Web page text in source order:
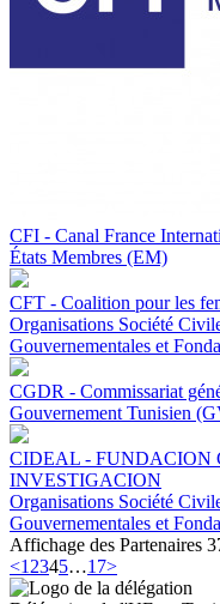
CFI - Canal France
États Membres (EM)
CFT - Coalition pour les
Organisations Société
Gouvernementales et
CGDR - Commissariat
Gouvernement Tunisien
CIDEAL - FUNDACION
INVESTIGACION
Organisations Société
Gouvernementales et
Affichage des Partenaires
<1 2345…17>